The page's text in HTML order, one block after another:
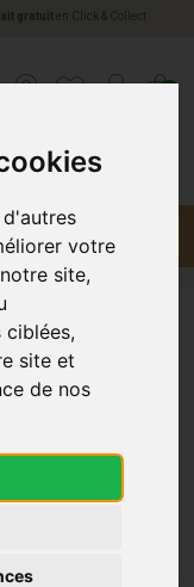
votre
site,
ciblées,
site et
de nos
gratuiten Click & Collect